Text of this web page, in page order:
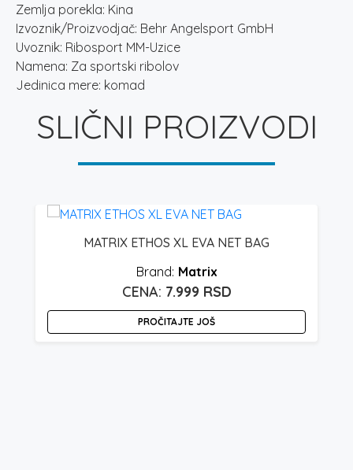
Zemlja porekla: Kina
Izvoznik/Proizvodjač: Behr Angelsport GmbH
Uvoznik: Ribosport MM-Uzice
Namena: Za sportski ribolov
Jedinica mere: komad
SLIČNI PROIZVODI
MATRIX ETHOS XL EVA NET BAG
Matrix
7.999 RSD
PROČITAJTE JOŠ